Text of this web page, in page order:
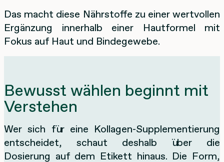
Das macht diese Nährstoffe zu einer wertvollen
Ergänzung innerhalb einer Hautformel mit
Fokus auf Haut und Bindegewebe.
Bewusst wählen beginnt mit
Verstehen
Wer sich für eine Kollagen-Supplementierung
entscheidet, schaut deshalb über die
Dosierung auf dem Etikett hinaus. Die Form,